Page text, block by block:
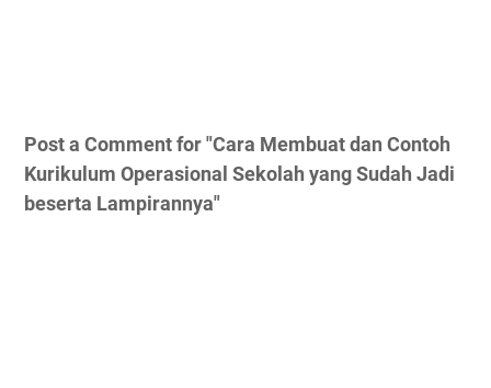
Post a Comment for "Cara Membuat dan Contoh
Kurikulum Operasional Sekolah yang Sudah Jadi
beserta Lampirannya"